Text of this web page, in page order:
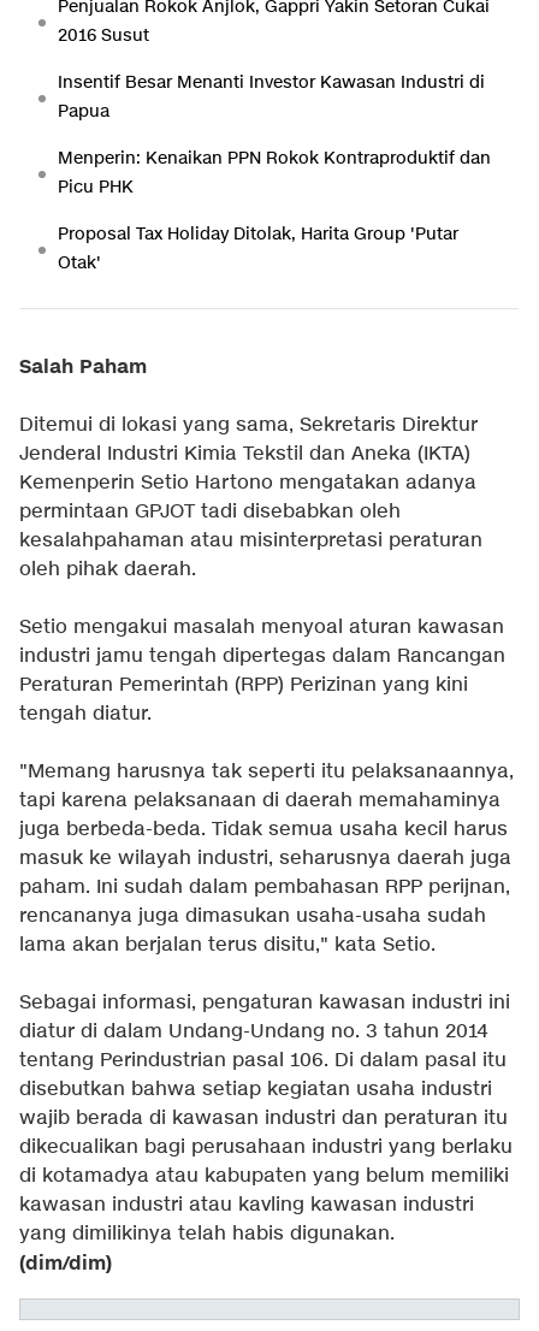
Penjualan Rokok Anjlok, Gappri Yakin Setoran Cukai
2016 Susut
Insentif Besar Menanti Investor Kawasan Industri di
Papua
Menperin: Kenaikan PPN Rokok Kontraproduktif dan
Picu PHK
Proposal Tax Holiday Ditolak, Harita Group 'Putar
Otak'
Salah Paham
Ditemui di lokasi yang sama, Sekretaris Direktur
Jenderal Industri Kimia Tekstil dan Aneka (IKTA)
Kemenperin Setio Hartono mengatakan adanya
permintaan GPJOT tadi disebabkan oleh
kesalahpahaman atau misinterpretasi peraturan
oleh pihak daerah.
Setio mengakui masalah menyoal aturan kawasan
industri jamu tengah dipertegas dalam Rancangan
Peraturan Pemerintah (RPP) Perizinan yang kini
tengah diatur.
"Memang harusnya tak seperti itu pelaksanaannya,
tapi karena pelaksanaan di daerah memahaminya
juga berbeda-beda. Tidak semua usaha kecil harus
masuk ke wilayah industri, seharusnya daerah juga
paham. Ini sudah dalam pembahasan RPP perijnan,
rencananya juga dimasukan usaha-usaha sudah
lama akan berjalan terus disitu," kata Setio.
Sebagai informasi, pengaturan kawasan industri ini
diatur di dalam Undang-Undang no. 3 tahun 2014
tentang Perindustrian pasal 106. Di dalam pasal itu
disebutkan bahwa setiap kegiatan usaha industri
wajib berada di kawasan industri dan peraturan itu
dikecualikan bagi perusahaan industri yang berlaku
di kotamadya atau kabupaten yang belum memiliki
kawasan industri atau kavling kawasan industri
yang dimilikinya telah habis digunakan.
(dim/dim)